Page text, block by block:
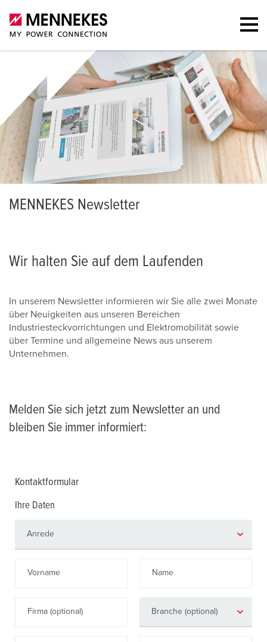
M ENNEKES Newsletter
Wir halten Sie auf dem Laufenden
In unserem Newsletter informieren wir Sie alle zwei Monate
über Neuigkeiten aus unseren Bereichen
Industriesteckvorrichtungen und Elektromobilität sowie
über Termine und allgemeine News aus unserem
Unternehmen.
Melden Sie sich jetzt zum Newsletter an und
bleiben Sie immer informiert:
Kontaktformular
Ihre Daten
Vorname Name
Firma (optional)